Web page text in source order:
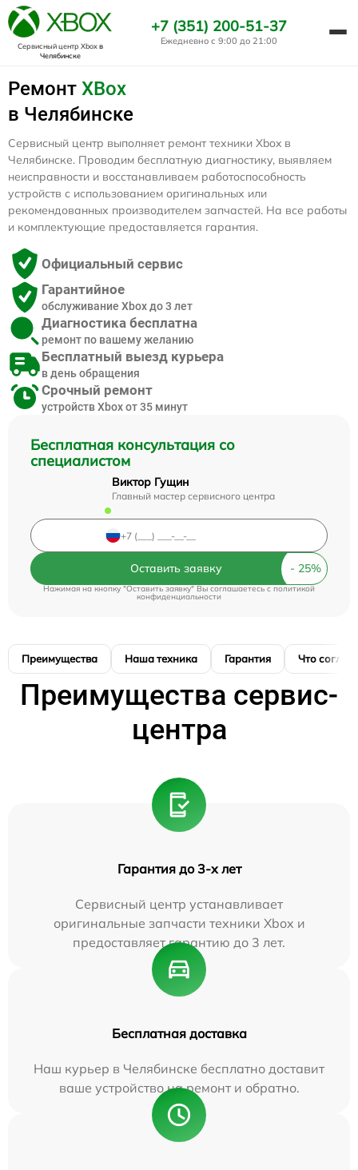
Сервисный центр Xboxв
Челябинске
+7 (351) 200-51-37
Ежедневно с 9:00 до 21:00
Ремонт XBox
в Челябинске
Бесплатная консультация со
специалистом
Виктор Гущин
Главный мастер сервисного центра
Оставить заявку
Нажимая на кнопку "Оставить заявку" Вы соглашаетесь c политикой
конфиденциальности
Сервисный центр выполняет ремонт техники Xbox в
Челябинске. Проводим бесплатную диагностику, выявляем
неисправности и восстанавливаем работоспособность
устройств с использованием оригинальных или
рекомендованных производителем запчастей. На все работы
и комплектующие предоставляется гарантия.
Официальный сервис
Гарантийное
обслуживание Xbox до 3 лет
Диагностика бесплатна
ремонт по вашему желанию
Бесплатный выезд курьера
в день обращения
Срочный ремонт
устройств Xbox от 35 минут
Преимущества Наша техника Гарантия Что
Преимущества сервис-
центра
Гарантия до 3-х лет
Сервисный центр устанавливает
оригинальные запчасти техники Xbox и
предоставляет гарантию до 3 лет.
Бесплатная доставка
Наш курьер в Челябинске бесплатно доставит
ваше устройство на ремонт и обратно.